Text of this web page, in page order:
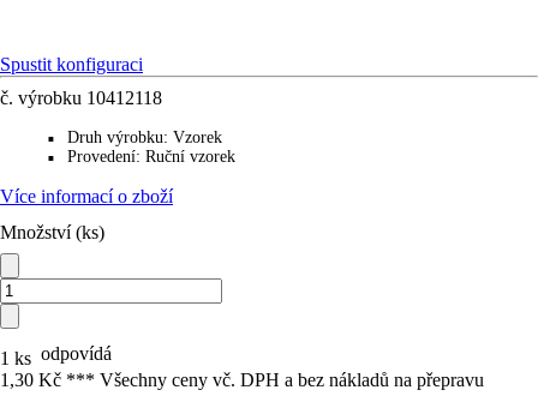
Spustit konfiguraci
č. výrobku 10412118
■ Druh výrobku: Vzorek
■ Provedení: Ruční vzorek
Více informací o zboží
Množství (ks)
1 ks odpovídá
1,30 Kč *** Všechny ceny vč. DPH a bez nákladů na přepravu